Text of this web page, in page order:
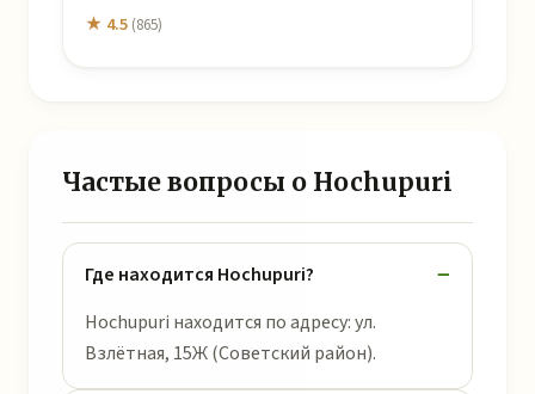
★ 4.5 (865)
Частые вопросы о Hochupuri
Где находится Hochupuri?
Hochupuri находится по адресу: ул.
Взлётная, 15Ж (Советский район).